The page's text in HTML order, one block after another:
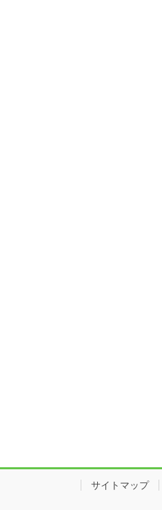
サイトマップ